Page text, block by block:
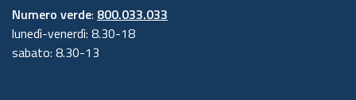
Numero verde: 800.033.033
lunedì-venerdì: 8.30-18
sabato: 8.30-13